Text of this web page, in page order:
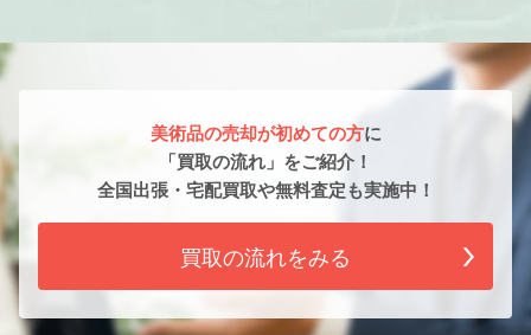
美術品の売却が初めての方に
「買取の流れ」をご紹介！
全国出張・宅配買取や無料査定も実施中！
買取の流れをみる